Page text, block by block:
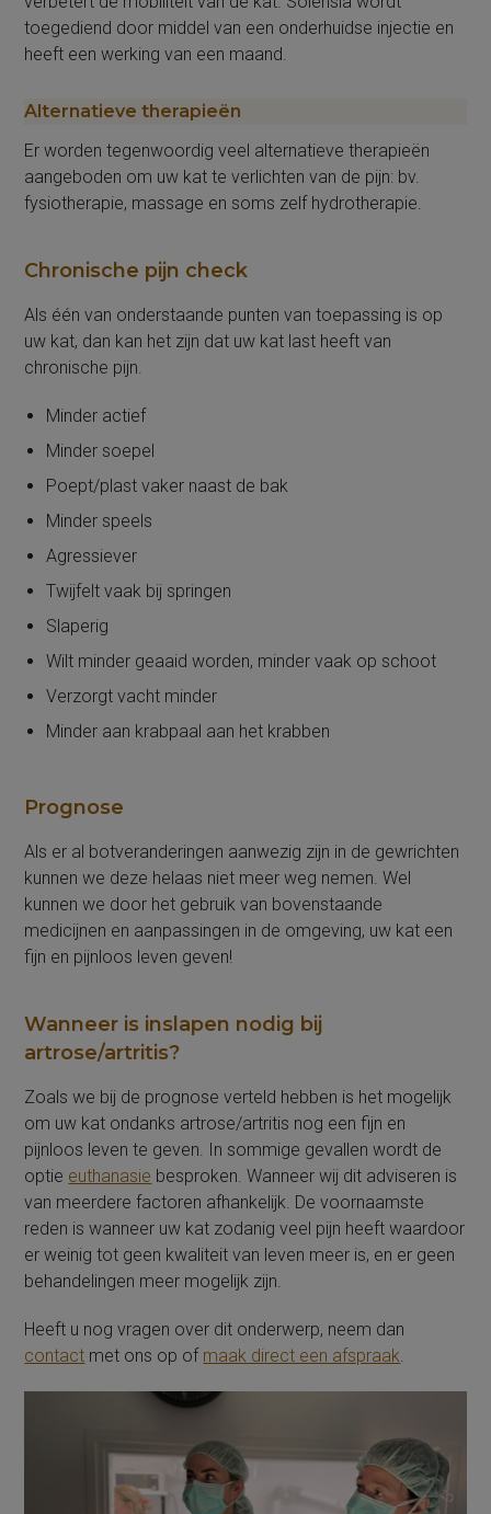
toegediend door middel van een onderhuidse injectie en
heeft een werking van een maand.
Alternatieve therapieën
Er worden tegenwoordig veel alternatieve therapieën
aangeboden om uw kat te verlichten van de pijn: bv.
fysiotherapie, massage en soms zelf hydrotherapie.
Chronische pijn check
Als één van onderstaande punten van toepassing is op
uw kat, dan kan het zijn dat uw kat last heeft van
chronische pijn.
Minder actief
Minder soepel
Poept/plast vaker naast de bak
Minder speels
Agressiever
Twijfelt vaak bij springen
Slaperig
Wilt minder geaaid worden, minder vaak op schoot
Verzorgt vacht minder
Minder aan krabpaal aan het krabben
Prognose
Als er al botveranderingen aanwezig zijn in de gewrichten
kunnen we deze helaas niet meer weg nemen. Wel
kunnen we door het gebruik van bovenstaande
medicijnen en aanpassingen in de omgeving, uw kat een
fijn en pijnloos leven geven!
Wanneer is inslapen nodig bij
artrose/artritis?
Zoals we bij de prognose verteld hebben is het mogelijk
om uw kat ondanks artrose/artritis nog een fijn en
pijnloos leven te geven. In sommige gevallen wordt de
optie euthanasie besproken. Wanneer wij dit adviseren is
van meerdere factoren afhankelijk. De voornaamste
reden is wanneer uw kat zodanig veel pijn heeft waardoor
er weinig tot geen kwaliteit van leven meer is, en er geen
behandelingen meer mogelijk zijn.
Heeft u nog vragen over dit onderwerp, neem dan
contact met ons op of maak direct een afspraak.